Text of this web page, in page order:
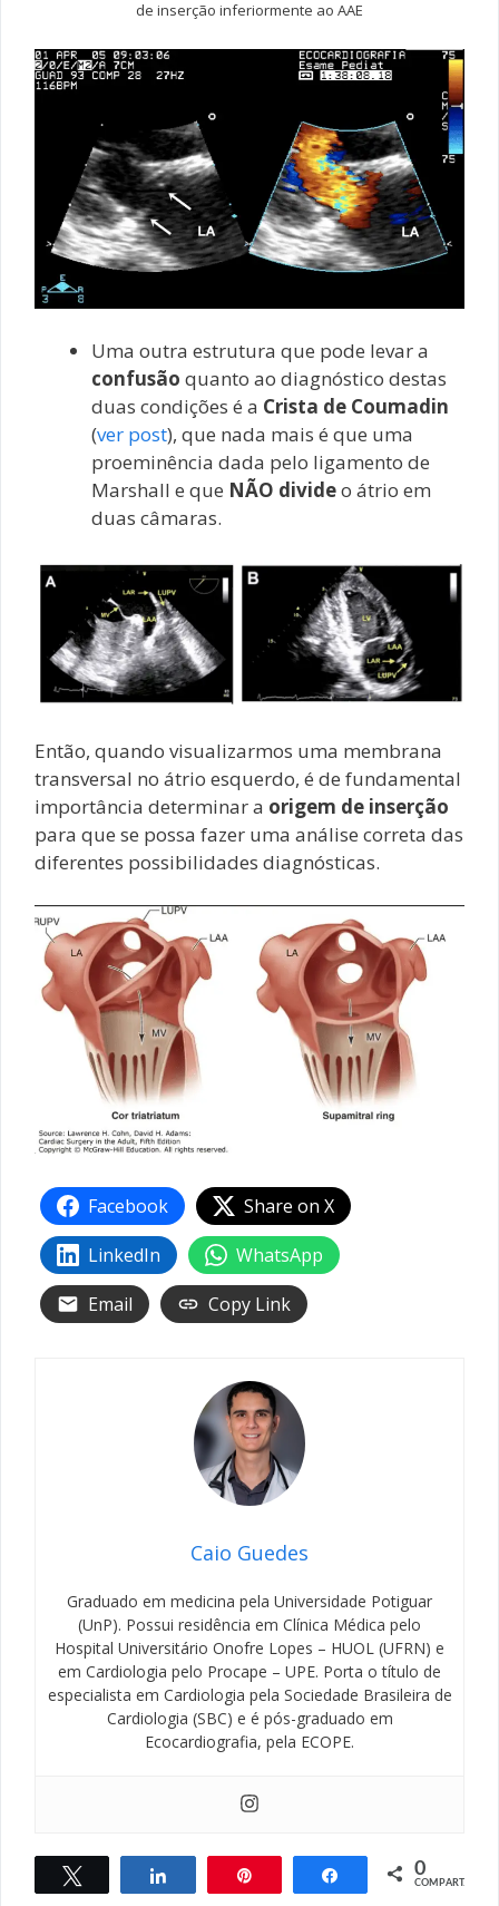
de inserção inferiormente ao AAE
Uma outra estrutura que pode levar a
confusão quanto ao diagnóstico destas
duas condições é a Crista de Coumadin
(ver post), que nada mais é que uma
proeminência dada pelo ligamento de
Marshall e que NÃO divideo átrio em
duas câmaras.
Então, quando visualizarmos uma membrana
transversal no átrio esquerdo, é de fundamental
importância determinar a origem de inserção
para que se possa fazer uma análise correta das
diferentes possibilidades diagnósticas.
Facebook
Share on X
LinkedIn
WhatsApp
Email
Copy Link
Caio Guedes
Graduado em medicina pela Universidade Potiguar
(UnP). Possui residência em Clínica Médica pelo
Hospital Universitário Onofre Lopes – HUOL (UFRN) e
em Cardiologia pelo Procape – UPE. Porta o título de
especialista em Cardiologia pela Sociedade Brasileira de
Cardiologia (SBC) e é pós-graduado em
Ecocardiografia, pela ECOPE.
Compartilhar Compartilhar
0
COMPART.